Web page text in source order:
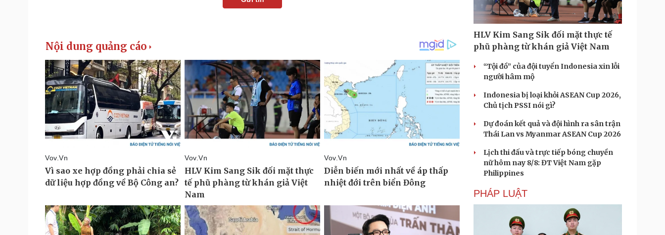
HLV Kim Sang Sik đối mặt thực tế
phũ phàng từ khán giả Việt Nam
“Tội đồ” của đội tuyển Indonesia xin lỗi
người hâm mộ
Indonesia bị loại khỏi ASEAN Cup 2026,
Chủ tịch PSSI nói gì?
Dự đoán kết quả và đội hình ra sân trận
Thái Lan vs Myanmar ASEAN Cup 2026
Lịch thi đấu và trực tiếp bóng chuyền
nữ hôm nay 8/8: ĐT Việt Nam gặp
Philippines
PHÁP LUẬT